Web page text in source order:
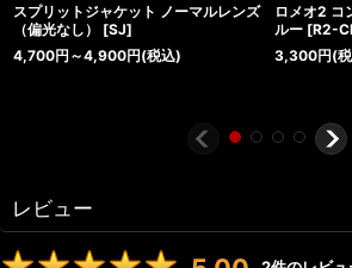
スプリットジャケット ノーマルレンズ
（偏光なし）
[SJ]
4,700円 ～4,900円(税込)
ロメオ2 コ
ルー [R2-
3,300円(
レビュー